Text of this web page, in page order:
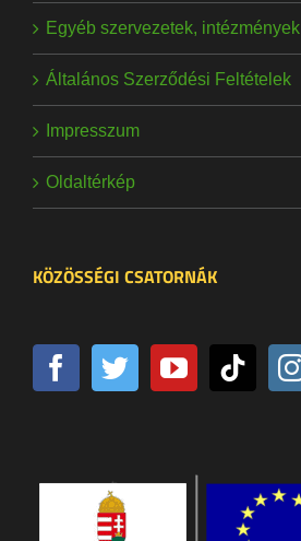
Egyéb szervezetek, intézmények
Általános Szerződési Feltételek
Impresszum
Oldaltérkép
KÖZÖSSÉGI CSATORNÁK